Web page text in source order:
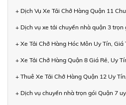
+ Dịch Vụ Xe Tải Chở Hàng Quận 11
+ Dịch vụ xe tải chuyển nhà quận 3 trọn
+ Xe Tải Chở Hàng Hóc Môn Uy Tín, Giá
+ Xe Tải Chở Hàng Quận 8 Giá Rẻ, Uy
+ Thuê Xe Tải Chở Hàng Quận 12 Uy
+ Dịch vụ chuyển nhà trọn gói Quận 7